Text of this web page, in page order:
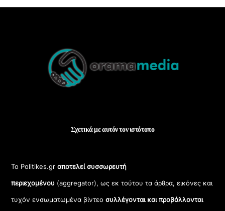
Top
Σχετικά με αυτόν τον ιστότοπο
Το Politikes.grαποτελεί συσσωρευτή
περιεχομένου (aggregator), ως εκ τούτου τα άρθρα, εικόνες και
τυχόν ενσωματωμένα βίντεοσυλλέγονται και προβάλλονται